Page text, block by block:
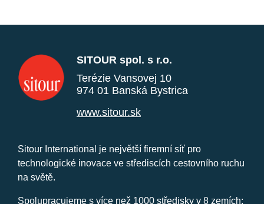
SITOUR spol. s r.o.
Terézie Vansovej 10
974 01 Banská Bystrica
www.sitour.sk
Sitour International je největší firemní síť pro
technologické inovace ve střediscích cestovního ruchu
na světě.
Spolupracujeme s více než 1000 středisky v 8 zemích: